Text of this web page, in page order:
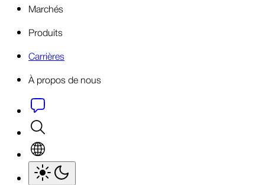
Marchés
Produits
Carrières
À propos de nous